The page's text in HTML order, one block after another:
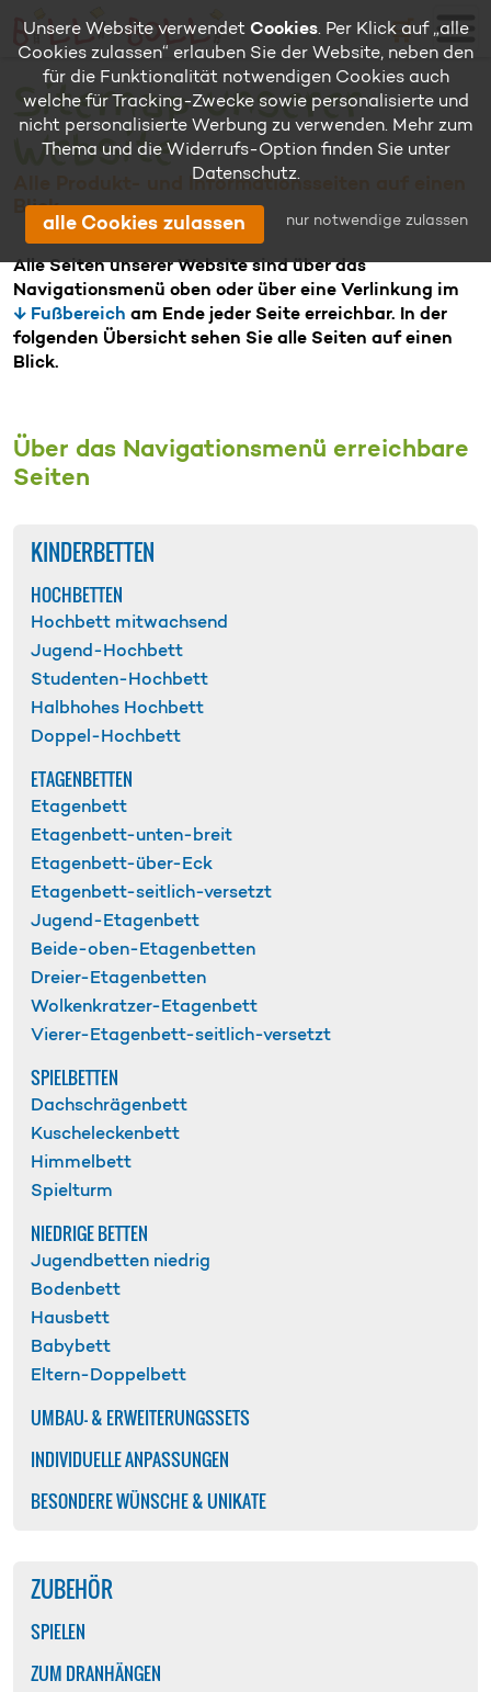
🛒
Sitemap unserer
Website
Alle Produkt- und Informationsseiten auf einen
Blick
Alle Seiten unserer Website sind über das
Navigationsmenü oben oder über eine Verlinkung im
↓ Fußbereich am Ende jeder Seite erreichbar. In der
folgenden Übersicht sehen Sie alle Seiten auf einen
Blick.
Über das Navigationsmenü erreichbare
Seiten
KINDERBETTEN
HOCHBETTEN
Hochbett mitwachsend
Jugend-Hochbett
Studenten-Hochbett
Halbhohes Hochbett
Doppel-Hochbett
ETAGENBETTEN
Etagenbett
Etagenbett-unten-breit
Etagenbett-über-Eck
Etagenbett-seitlich-versetzt
Jugend-Etagenbett
Beide-oben-Etagenbetten
Dreier-Etagenbetten
Wolkenkratzer-Etagenbett
Vierer-Etagenbett-seitlich-versetzt
SPIELBETTEN
Dachschrägenbett
Kuscheleckenbett
Himmelbett
Spielturm
NIEDRIGE BETTEN
Jugendbetten niedrig
Bodenbett
Hausbett
Babybett
Eltern-Doppelbett
UMBAU- & ERWEITERUNGSSETS
INDIVIDUELLE ANPASSUNGEN
BESONDERE WÜNSCHE & UNIKATE
ZUBEHÖR
SPIELEN
ZUM DRANHÄNGEN
Unsere Website verwendet Cookies. Per Klick auf „alle
Cookies zulassen“ erlauben Sie der Website, neben den
für die Funktionalität notwendigen Cookies auch
welche für Tracking-Zwecke sowie personalisierte und
nicht personalisierte Werbung zu verwenden. Mehr zum
Thema und die Widerrufs-Option finden Sie unter
Datenschutz.
alle Cookies zulassen nur notwendige zulassen